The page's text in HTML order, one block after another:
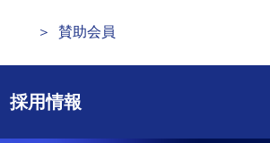
賛助会員
採用情報